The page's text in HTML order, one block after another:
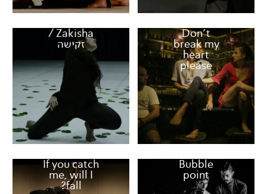
Don't
break my
heart
please
Zakisha /
זקישה
Bubble
point
If you catch
me, will I
fall?